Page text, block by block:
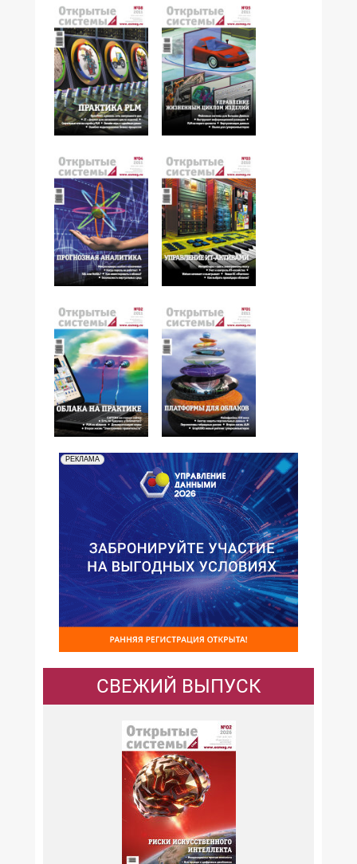
№08,2011 №05,2011
№04,2011 №03,2011
№02,2011 №01,2011
РЕКЛАМА
СВЕЖИЙ ВЫПУСК